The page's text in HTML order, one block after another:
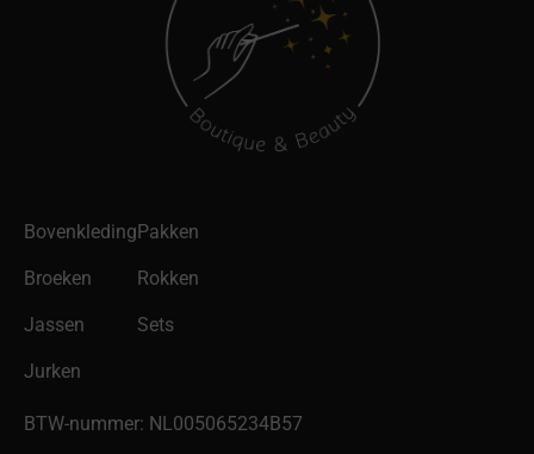
Bovenkleding
Broeken
Jassen
Jurken
Pakken
Rokken
Sets
BTW-nummer: NL005065234B57